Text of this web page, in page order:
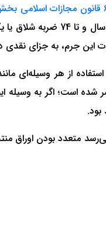
دیگری، صراحتاً نسبتی دهد
این جرم، به جزای
که استفاده از هر
کل حقوقی قوه قضاییه
می‌رسد متعدد بودن